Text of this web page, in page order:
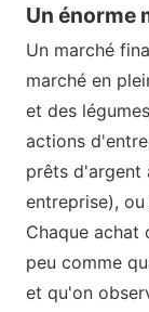
Un énorme
Un marché
marché en
et des
actions
prêts d'argent
entreprise),
Chaque achat
peu comme
et qu'on